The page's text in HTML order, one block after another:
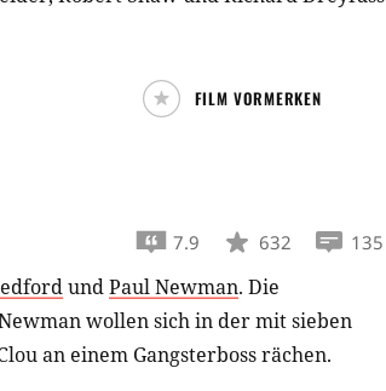
FILM VORMERKEN
7.9 632 135
undPaul Newman. Die
wollen sich in der mit sieben
an einem Gangsterboss rächen.